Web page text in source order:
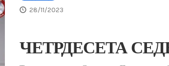
28/11/2023
ЧЕТРДЕСЕТА